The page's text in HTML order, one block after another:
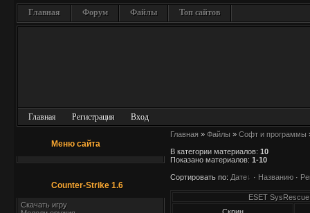
Главная Форум Файлы Топ сайтов
Главная Регистрация Вход
Меню сайта
Counter-Strike 1.6
Скачать игру
Главная » Файлы » Софт и программы
В категории материалов: 10
Показано материалов: 1-10
Сортировать по: Дате · Названию ·
ESET